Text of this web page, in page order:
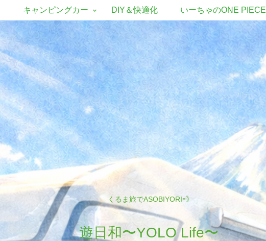
くるま旅でASOBIYORI💨
遊日和〜YOLO Life〜
キャンピングカー DIY＆快適化 いーちゃのONE PIECE